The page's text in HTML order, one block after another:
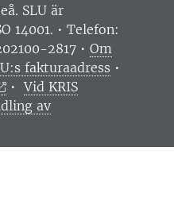
SLU är
14001. • Telefon:
2817 • Om
fakturaadress •
•Vid KRIS
av